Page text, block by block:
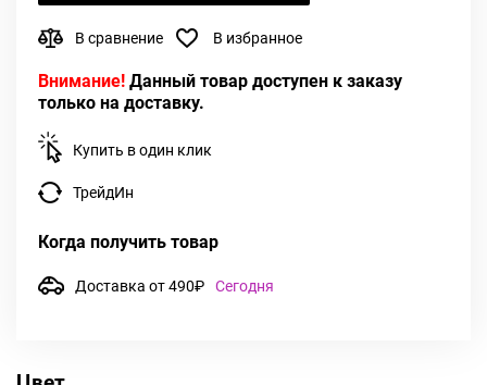
В сравнение В избранное
Внимание! Данный товар доступен к заказу
только на доставку.
Купить в один клик
ТрейдИн
Когда получить товар
Доставка от 490₽ Сегодня